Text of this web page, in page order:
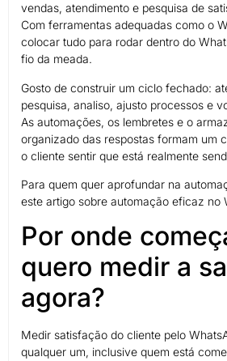
vendas, atendimento e pesquisa de
Com ferramentas adequadas como o
colocar tudo para rodar dentro do
fio da meada.
Gosto de construir um ciclo fechado:
pesquisa, analiso, ajusto processos e
As automações, os lembretes e o
organizado das respostas formam um
o cliente sentir que está realmente
Para quem quer aprofundar na
este artigo sobre automação eficaz no
Por onde
quero medir a
agora?
Medir satisfação do cliente pelo
qualquer um, inclusive quem está